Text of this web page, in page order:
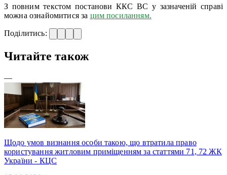
З повним текстом постанови ККС ВС у зазначеній справі
можна ознайомитися за цим посиланням.
Поділитись:
Читайте також
—
Щодо умов визнання особи такою, що втратила право
користування житловим приміщенням за статтями 71, 72 ЖК
України - КЦС